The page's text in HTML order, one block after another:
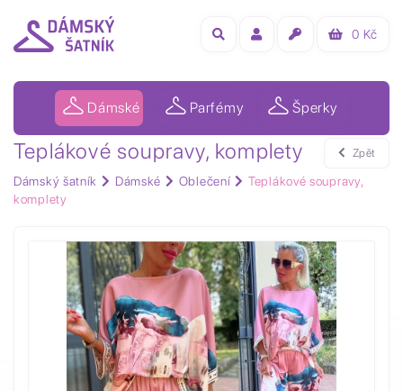
0 Kč
Dámské Parfémy Šperky
Teplákové soupravy, komplety
Dámský šatník Dámské Oblečení
Teplákové soupravy,
komplety
Zpět